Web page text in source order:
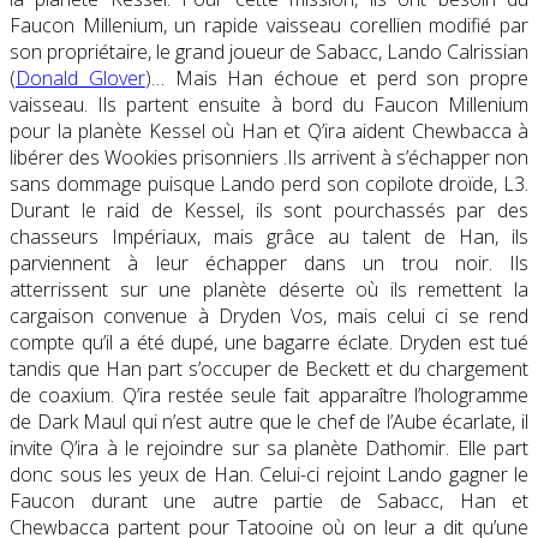
Faucon Millenium, un rapide vaisseau corellien modifié par
son propriétaire, le grand joueur de Sabacc, Lando Calrissian
(Donald Glover)… Mais Han échoue et perd son propre
vaisseau. Ils partent ensuite à bord du Faucon Millenium
pour la planète Kessel où Han et Q’ira aident Chewbacca à
libérer des Wookies prisonniers .Ils arrivent à s’échapper non
sans dommage puisque Lando perd son copilote droïde, L3.
Durant le raid de Kessel, ils sont pourchassés par des
chasseurs Impériaux, mais grâce au talent de Han, ils
parviennent à leur échapper dans un trou noir. Ils
atterrissent sur une planète déserte où ils remettent la
cargaison convenue à Dryden Vos, mais celui ci se rend
compte qu’il a été dupé, une bagarre éclate. Dryden est tué
tandis que Han part s’occuper de Beckett et du chargement
de coaxium. Q’ira restée seule fait apparaître l’hologramme
de Dark Maul qui n’est autre que le chef de l’Aube écarlate, il
invite Q’ira à le rejoindre sur sa planète Dathomir. Elle part
donc sous les yeux de Han. Celui-ci rejoint Lando gagner le
Faucon durant une autre partie de Sabacc, Han et
Chewbacca partent pour Tatooine où on leur a dit qu’une